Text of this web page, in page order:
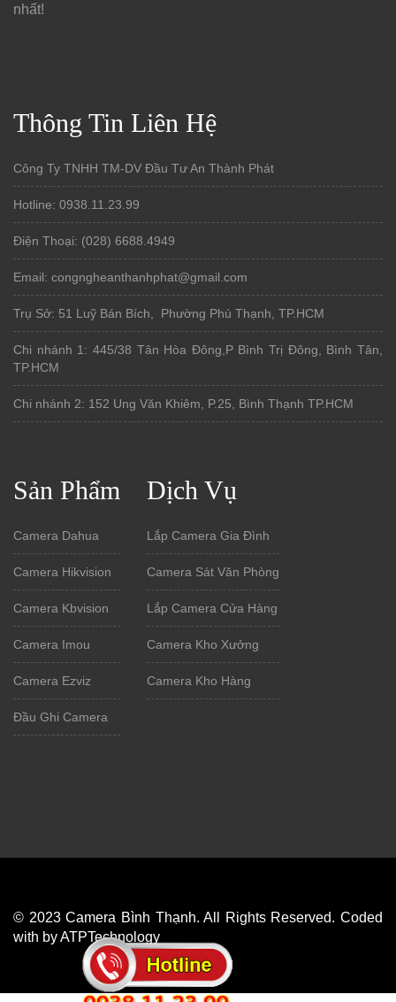
nhất!
Thông Tin Liên Hệ
Công Ty TNHH TM-DV Đầu Tư An Thành Phát
Hotline: 0938.11.23.99
Điện Thoại: (028) 6688.4949
Email: congngheanthanhphat@gmail.com
Trụ Sở: 51 Luỹ Bán Bích, Phường Phú Thạnh, TP.HCM
Chi nhánh 1: 445/38 Tân Hòa Đông,P Bình Trị Đông, Bình Tân,
TP.HCM
Chi nhánh 2: 152 Ung Văn Khiêm, P.25, Bình Thạnh TP.HCM
Sản Phẩm
Camera Dahua
Camera Hikvision
Camera Kbvision
Camera Imou
Camera Ezviz
Đầu Ghi Camera
Dịch Vụ
Lắp Camera Gia Đình
Camera Sát Văn Phòng
Lắp Camera Cửa Hàng
Camera Kho Xưởng
Camera Kho Hàng
© 2023 Camera Bình Thạnh. All Rights Reserved. Coded
with by ATPTechnology